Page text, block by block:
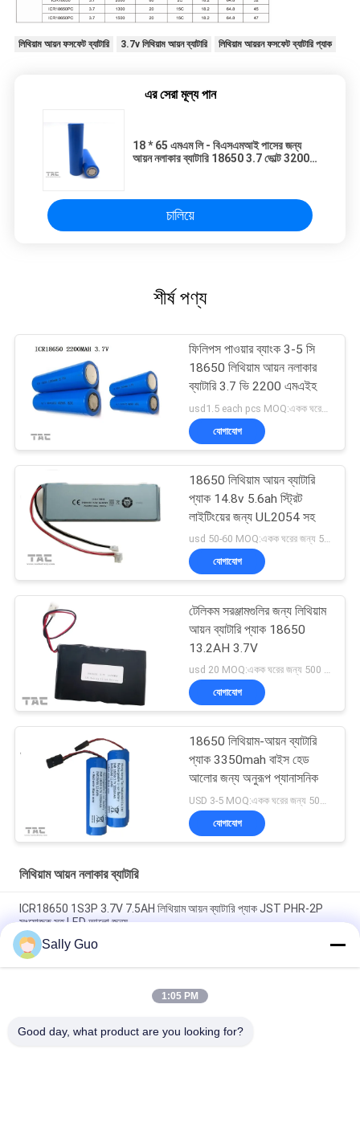
লিথিয়াম আয়ন ফসফেট ব্যাটারি 3.7v লিথিয়াম আয়ন ব্যাটারি লিথিয়াম আয়রন ফসফেট ব্যাটারি প্যাক
এর সেরা মূল্য পান
18 * 65 এমএম লি - বিএসএমআই পাসের জন্য
আয়ন নলাকার ব্যাটারি 18650 3.7 ভোল্ট 3200
চালিয়ে
শীর্ষ পণ্য
ফিলিপস পাওয়ার ব্যাংক 3-5 সি
18650 লিথিয়াম আয়ন নলাকার
ব্যাটারি 3.7 ভি 2200 এমএইহ
যোগাযোগ
18650 লিথিয়াম আয়ন ব্যাটারি
প্যাক 14.8v 5.6ah স্ট্রিট
লাইটিংয়ের জন্য UL2054 সহ
usd 50-60 MOQ:একক ঘরের জন্য 500 পিসি, ব্যাটারি প্যাকের জন্য 50 প্যাক
যোগাযোগ
টেলিকম সরঞ্জামগুলির জন্য লিথিয়াম
আয়ন ব্যাটারি প্যাক 18650
13.2AH 3.7V
usd 20 MOQ:একক ঘরের জন্য 500 পিসি, ব্যাটারি প্যাকের জন্য 50 প্যাক
যোগাযোগ
18650 লিথিয়াম-আয়ন ব্যাটারি
প্যাক 3350mah বাইস হেড
আলোর জন্য অনুরূপ প্যানাসনিক
যোগাযোগ
লিথিয়াম আয়ন নলাকার ব্যাটারি
ICR18650 1S3P 3.7V 7.5AH লিথিয়াম আয়ন ব্যাটারি প্যাক JST PHR-2P
সংযোজক সহ LED আলো জন্য
18650 সেলুলার ফোন INM 7.4V লিথিয়াম আয়ন 2200mAh প্যাক জন্য লিথিয়াম
ব্যাটারি
3.7 ভোল্ট 2300mAh লিথিয়াম আয়ন সিলিন্ডার ব্যাটারি সাইকেল হেডলাইট জন্য
Sally Guo
1:05 PM
Good day, what product are you looking for?